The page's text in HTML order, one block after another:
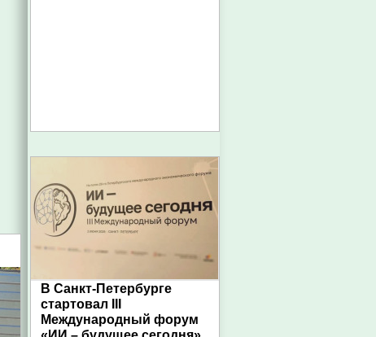
В Санкт-Петербурге
стартовал III
Международный форум